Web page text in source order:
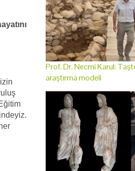
Prof. Dr. Necmi Karul:
araştırma modeli